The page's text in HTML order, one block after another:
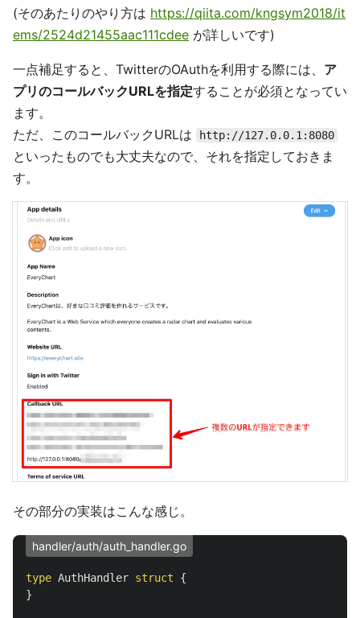
(そのあたりのやり方は https://qiita.com/kngsym2018/it
ems/2524d21455aac111cdee が詳しいです)
一点補足すると、TwitterのOAuthを利用する際には、 ア
プリのコールバックURLを指定することが必須となってい
ます。
ただ、このコールバックURLは
http://127.0.0.1:8080
といったものでも大丈夫なので、それを指定しておきま
す。
その部分の実装はこんな感じ。
handler/auth/auth_handler.go
type AuthHandler struct
{
}